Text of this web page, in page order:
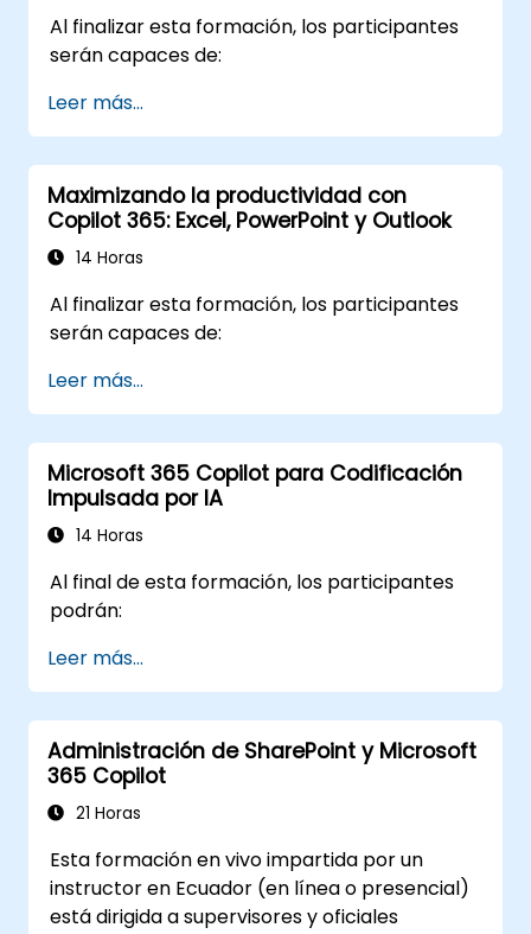
Al finalizar esta formación, los participantes
serán capaces de:
Leer más...
Maximizando la productividad con
Copilot 365: Excel, PowerPoint y Outlook
14 Horas
Al finalizar esta formación, los participantes
serán capaces de:
Leer más...
Microsoft 365 Copilot para Codificación
Impulsada por IA
14 Horas
Al final de esta formación, los participantes
podrán:
Leer más...
Administración de SharePoint y Microsoft
365 Copilot
21 Horas
Esta formación en vivo impartida por un
instructor en Ecuador (en línea o presencial)
está dirigida a supervisores y oficiales